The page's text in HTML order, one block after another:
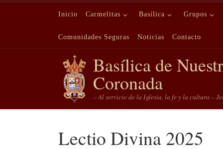
Saltar al contenido
Inicio Carmelitas Basílica Grupos
Comunidades Seguras Noticias Contacto
Basílica de
Coronada
– Al servicio de la Iglesia, la fe y la cultura –
Lectio Divina 2025